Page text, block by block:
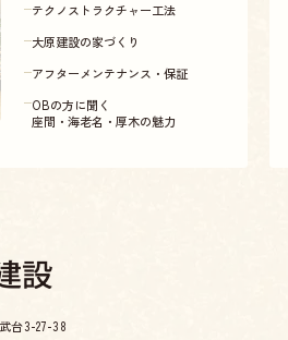
テクノストラクチャー工法
大原建設の家づくり
アフターメンテナンス・保証
OBの方に聞く
座間・海老名・厚木の魅力
台3-27-38